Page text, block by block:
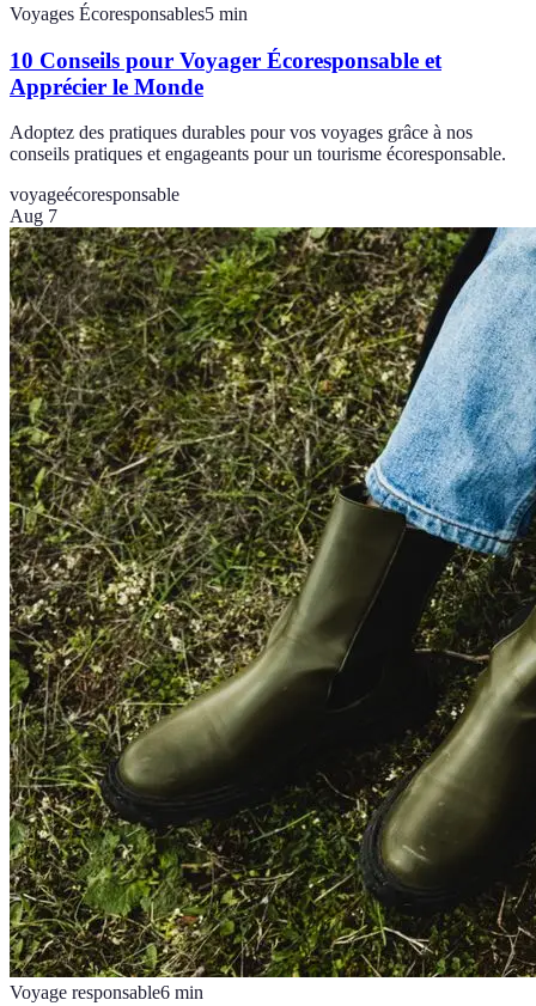
Voyages Écoresponsables5 min
10 Conseils pour Voyager Écoresponsable et
Apprécier le Monde
Adoptez des pratiques durables pour vos voyages grâce à nos
conseils pratiques et engageants pour un tourisme écoresponsable.
voyageécoresponsable
Aug 7
Voyage responsable6 min